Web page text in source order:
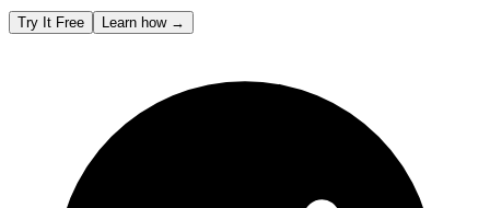
Try It Free Learn how →